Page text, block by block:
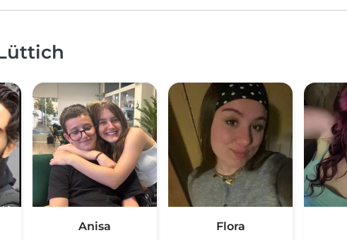
Anisa Flora